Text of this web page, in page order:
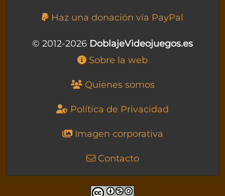
Haz una donación vía PayPal
© 2012-2026 DoblajeVideojuegos.es
Sobre la web
Quienes somos
Política de Privacidad
Imagen corporativa
Contacto